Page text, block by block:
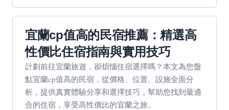
宜蘭cp值高的民宿推薦：精選高
性價比住宿指南與實用技巧
計劃前往宜蘭旅遊，卻煩惱住宿選擇嗎？本文為您盤
點宜蘭cp值高的民宿，從價格、位置、設施全面分
析，提供真實體驗分享和選擇技巧，幫助您找到最適
合的住宿，享受高性價比的宜蘭之旅。